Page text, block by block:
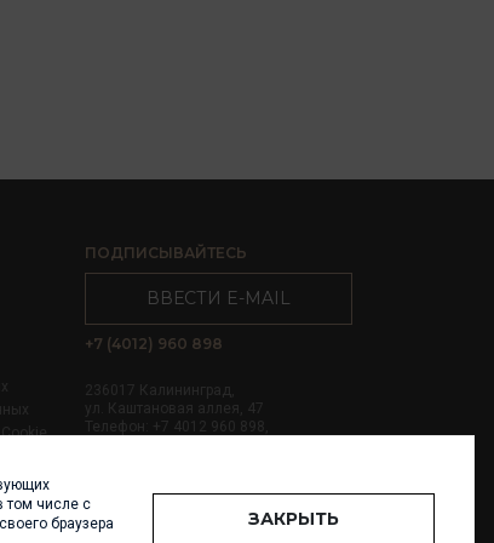
ПОДПИСЫВАЙТЕСЬ
ВВЕСТИ E-MAIL
+7 (4012) 960 898
236017 Калининград,
ул. Каштановая аллея, 47
Телефон: +7 4012 960 898,
том числе с
браузера
ЗАКРЫТЬ